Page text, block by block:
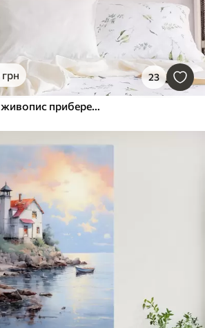
грн 23
Барвистий олійний живопис прибережного містечка з білими будинками та яскравим квітковим садом на передньому плані